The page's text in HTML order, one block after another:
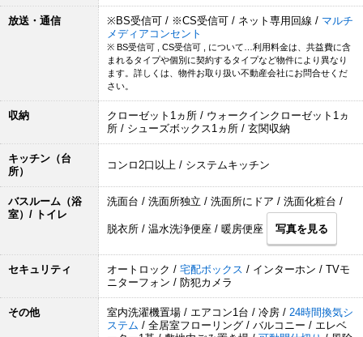
放送・通信 ※BS受信可 / ※CS受信可 / ネット専用回線 / マルチ
メディアコンセント
※ BS受信可 , CS受信可 , について…利用料金は、共益費に含
まれるタイプや個別に契約するタイプなど物件により異なり
ます。詳しくは、物件お取り扱い不動産会社にお問合せくだ
さい。
収納
クローゼット1ヵ所 / ウォークインクローゼット1ヵ
所 / シューズボックス1ヵ所 / 玄関収納
キッチン（台
所）
コンロ2口以上 / システムキッチン
バスルーム（浴
室）/ トイレ
洗面台 / 洗面所独立 / 洗面所にドア / 洗面化粧台 /
脱衣所 / 温水洗浄便座 / 暖房便座 写真を見る
セキュリティ オートロック / 宅配ボックス / インターホン / TVモ
ニターフォン / 防犯カメラ
その他 室内洗濯機置場 / エアコン1台 / 冷房 / 24時間換気シ
ステム / 全居室フローリング / バルコニー / エレベ